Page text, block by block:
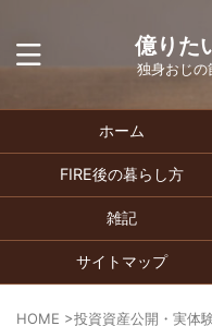
億りた
独身おじの
ホーム
FIRE後の暮らし方
雑記
サイトマップ
HOME >投資資産公開・実体